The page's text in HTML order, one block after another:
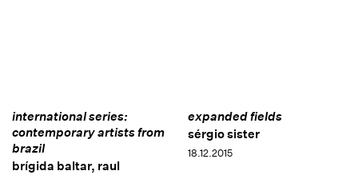
international series:
contemporary artists from
brazil
brígida baltar, raul
expanded fields
sérgio sister
18.12.2015